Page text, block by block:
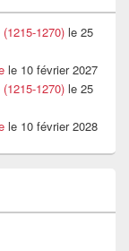
1270) le 25
le 10 février 2027
1270) le 25
le 10 février 2028